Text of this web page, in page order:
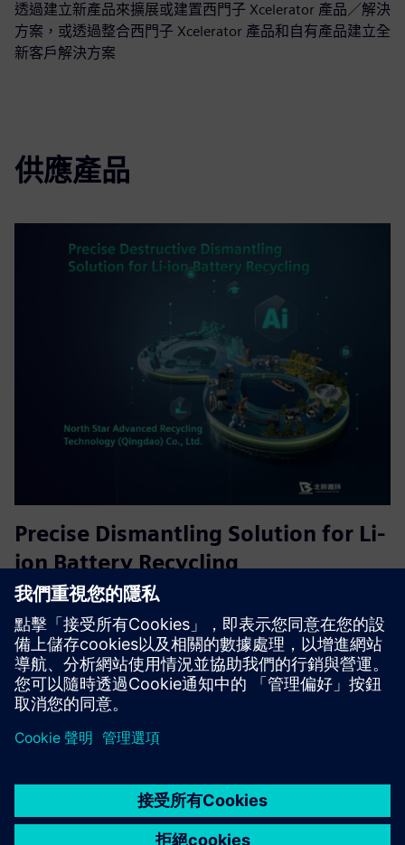
透過建立新產品來擴展或建置西門子 Xcelerator 產品／解決
方案，或透過整合西門子 Xcelerator 產品和自有產品建立全
新客戶解決方案
供應產品
Precise Dismantling Solution for Li-
ion Battery Recycling
精確拆解決方案，實現已停用電池拆卸過程的視覺指導，危
險操作及早警告，人機合作工作，提高電池回收再生產行業
的生產效率水平。
深入了解